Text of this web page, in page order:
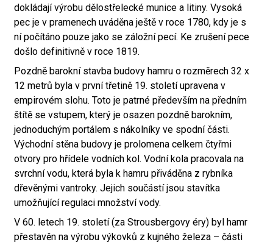
dokládají výrobu dělostřelecké munice a litiny. Vysoká
pec je v pramenech uváděna ještě v roce 1780, kdy je s
ní počítáno pouze jako se záložní pecí. Ke zrušení pece
došlo definitivně v roce 1819.
Pozdně barokní stavba budovy hamru o rozměrech 32 x
12 metrů byla v první třetině 19. století upravena v
empirovém slohu. Toto je patrné především na předním
štítě se vstupem, který je osazen pozdně barokním,
jednoduchým portálem s nákolníky ve spodní části.
Východní stěna budovy je prolomena celkem čtyřmi
otvory pro hřídele vodních kol. Vodní kola pracovala na
svrchní vodu, která byla k hamru přiváděna z rybníka
dřevěnými vantroky. Jejich součástí jsou stavítka
umožňující regulaci množství vody.
V 60. letech 19. století (za Strousbergovy éry) byl hamr
přestavěn na výrobu výkovků z kujného železa – části